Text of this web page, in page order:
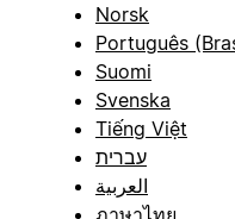
Norsk
Português
Suomi
Svenska
Tiếng Việt
עברית
العربية
ภาษาไทย